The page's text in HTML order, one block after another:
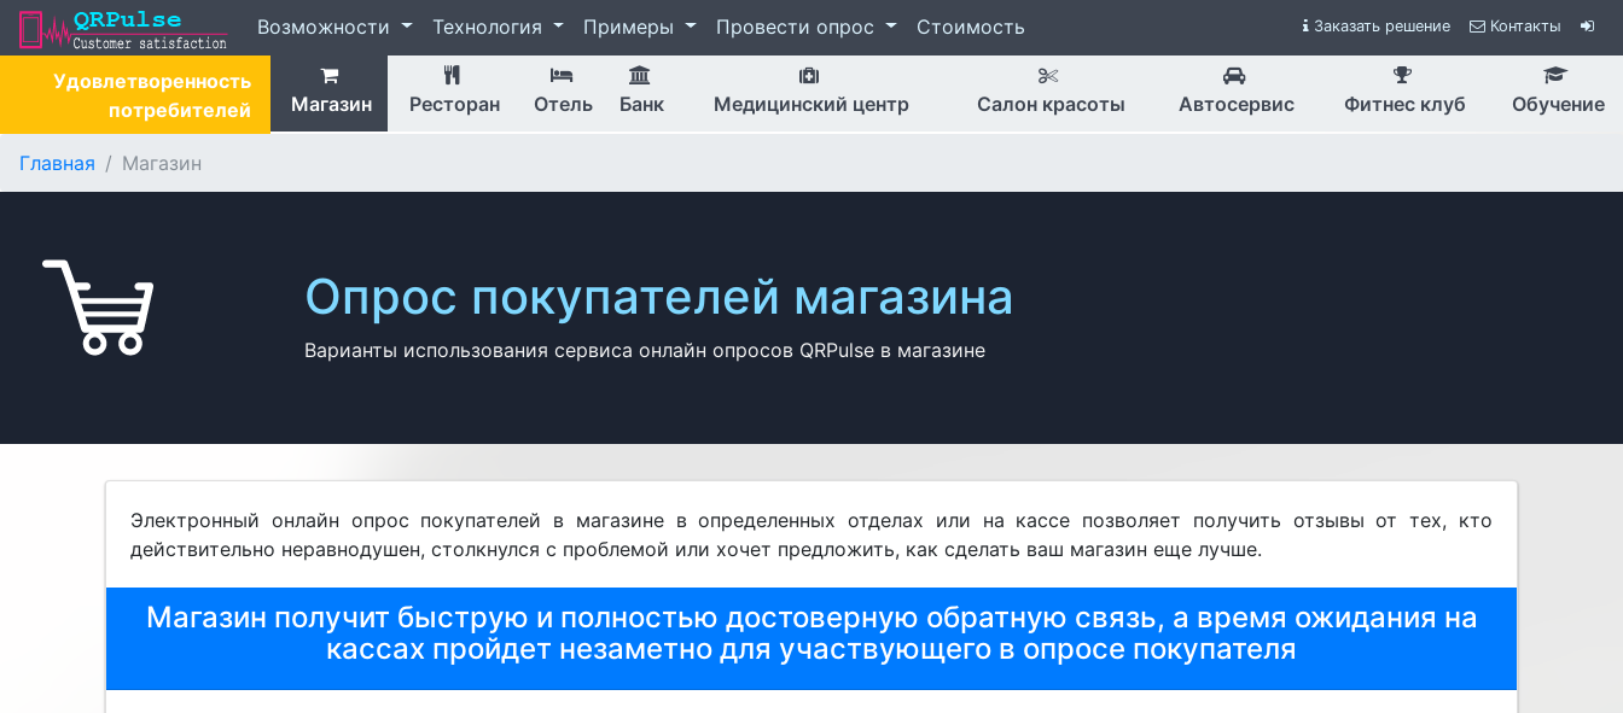
Возможности Технология Примеры Провести опрос Стоимость Заказать решение Контакты
Удов­лет­ворен­ность
потре­бите­лей
Магазин Ресторан Отель Банк Меди­цин­ский центр Салон красоты Авто­сервис Фитнес клуб Обу­чение
Главная Магазин
Опрос покупателей магазина
Варианты использования сервиса онлайн опросов QRPulse в магазине
Электронный онлайн опрос покупателей в магазине в определенных отделах или на кассе позволяет получить отзывы от тех, кто
действительно неравнодушен, столкнулся с проблемой или хочет предложить, как сделать ваш магазин еще лучше.
Магазин получит быструю и полностью достоверную обратную связь, а время ожидания на
кассах пройдет незаметно для участвующего в опросе покупателя